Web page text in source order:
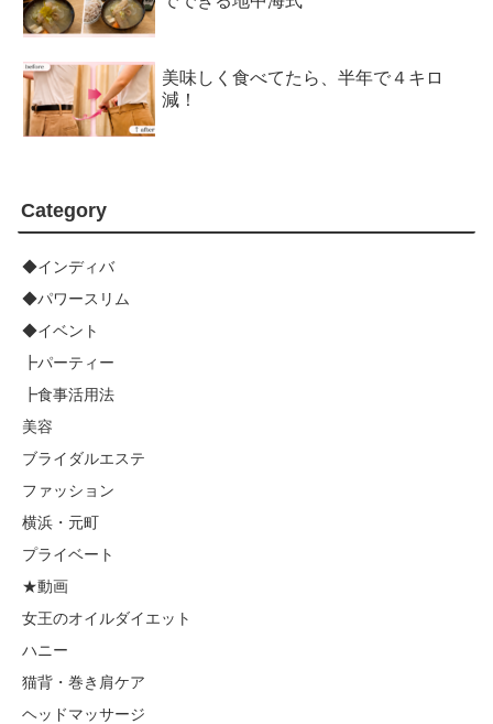
美味しく食べてたら、半年で４キロ
減！
Category
◆インディバ
◆パワースリム
◆イベント
┣パーティー
┣食事活用法
美容
ブライダルエステ
ファッション
横浜・元町
プライベート
★動画
女王のオイルダイエット
ハニー
猫背・巻き肩ケア
ヘッドマッサージ